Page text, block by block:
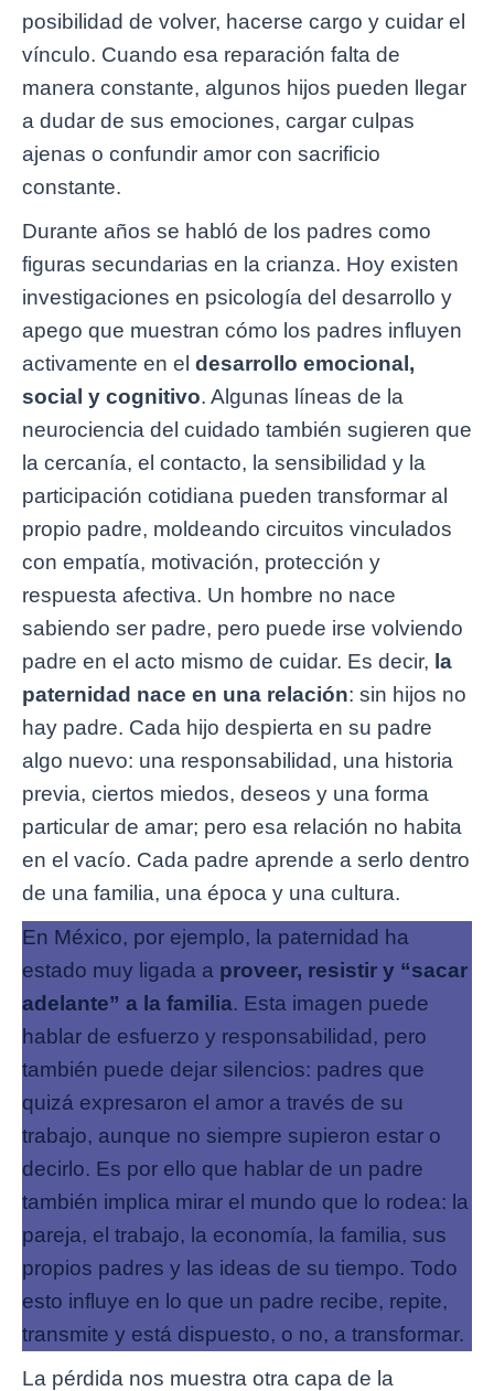
posibilidad de volver, hacerse cargo y cuidar el
vínculo. Cuando esa reparación falta de
manera constante, algunos hijos pueden llegar
a dudar de sus emociones, cargar culpas
ajenas o confundir amor con sacrificio
constante.
Durante años se habló de los padres como
figuras secundarias en la crianza. Hoy existen
investigaciones en psicología del desarrollo y
apego que muestran cómo los padres influyen
activamente en el desarrollo emocional,
social y cognitivo. Algunas líneas de la
neurociencia del cuidado también sugieren que
la cercanía, el contacto, la sensibilidad y la
participación cotidiana pueden transformar al
propio padre, moldeando circuitos vinculados
con empatía, motivación, protección y
respuesta afectiva. Un hombre no nace
sabiendo ser padre, pero puede irse volviendo
padre en el acto mismo de cuidar. Es decir, la
paternidad nace en una relación: sin hijos no
hay padre. Cada hijo despierta en su padre
algo nuevo: una responsabilidad, una historia
previa, ciertos miedos, deseos y una forma
particular de amar; pero esa relación no habita
en el vacío. Cada padre aprende a serlo dentro
de una familia, una época y una cultura.
En México, por ejemplo, la paternidad ha
estado muy ligada a proveer, resistir y “sacar
adelante” a la familia. Esta imagen puede
hablar de esfuerzo y responsabilidad, pero
también puede dejar silencios: padres que
quizá expresaron el amor a través de su
trabajo, aunque no siempre supieron estar o
decirlo. Es por ello que hablar de un padre
también implica mirar el mundo que lo rodea: la
pareja, el trabajo, la economía, la familia, sus
propios padres y las ideas de su tiempo. Todo
esto influye en lo que un padre recibe, repite,
transmite y está dispuesto, o no, a transformar.
La pérdida nos muestra otra capa de la